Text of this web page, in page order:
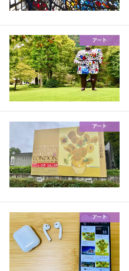
アート
アート
アート